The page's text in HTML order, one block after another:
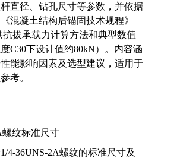
直径、钻孔尺寸等参数，并依据
混凝土结构后锚固技术规程》
抗拔承载力计算方法和典型数值
度C30下设计值约80kN）。内容涵
能影响因素及选型建议，适用于
考。
螺纹标准尺寸
4-36UNS-2A螺纹的标准尺寸及